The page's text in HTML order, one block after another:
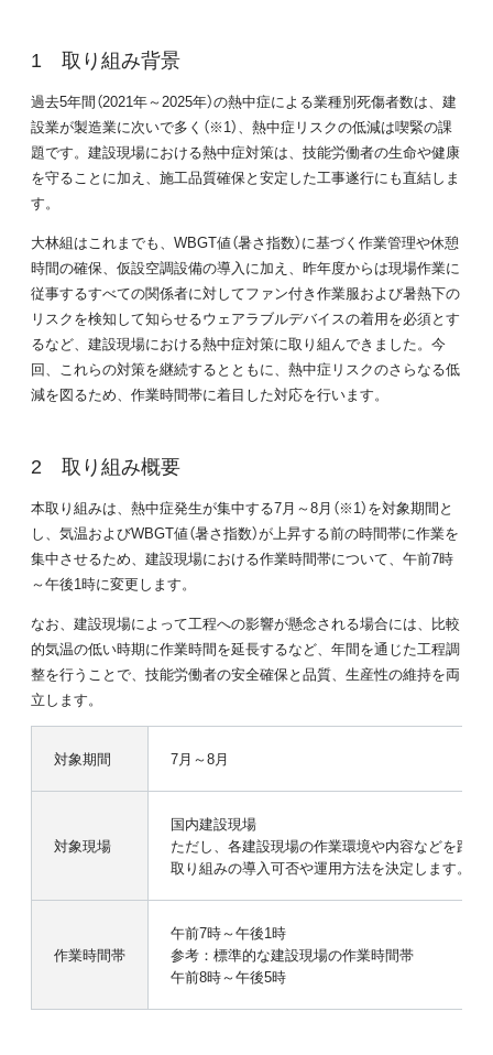
取り組み背景
過去5年間（2021年～2025年）の熱中症による業種別死傷者数は、建
設業が製造業に次いで多く（※1）、熱中症リスクの低減は喫緊の課
題です。建設現場における熱中症対策は、技能労働者の生命や健康
を守ることに加え、施工品質確保と安定した工事遂行にも直結しま
す。
大林組はこれまでも、WBGT値（暑さ指数）に基づく作業管理や休憩
時間の確保、仮設空調設備の導入に加え、昨年度からは現場作業に
従事するすべての関係者に対してファン付き作業服および暑熱下の
リスクを検知して知らせるウェアラブルデバイスの着用を必須とす
るなど、建設現場における熱中症対策に取り組んできました。今
回、これらの対策を継続するとともに、熱中症リスクのさらなる低
減を図るため、作業時間帯に着目した対応を行います。
取り組み概要
本取り組みは、熱中症発生が集中する7月～8月（※1）を対象期間と
し、気温およびWBGT値（暑さ指数）が上昇する前の時間帯に作業を
集中させるため、建設現場における作業時間帯について、午前7時
～午後1時に変更します。
なお、建設現場によって工程への影響が懸念される場合には、比較
的気温の低い時期に作業時間を延長するなど、年間を通じた工程調
整を行うことで、技能労働者の安全確保と品質、生産性の維持を両
立します。
対象期間 7月～8月
対象現場
国内建設現場
ただし、各建設現場の作業環境や内容などを踏ま
取り組みの導入可否や運用方法を決定します。
作業時間帯
午前7時～午後1時
参考：標準的な建設現場の作業時間帯
午前8時～午後5時